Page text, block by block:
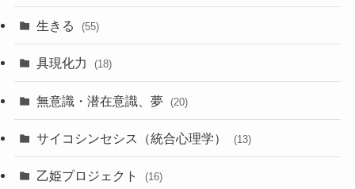
生きる (55)
具現化力 (18)
無意識・潜在意識、夢 (20)
サイコシンセシス（統合心理学） (13)
乙姫プロジェクト (16)